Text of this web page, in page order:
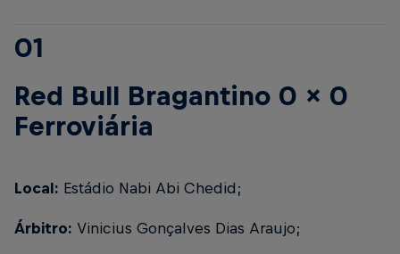
01
Red Bull Bragantino 0 x 0
Ferroviária
Local: Estádio Nabi Abi Chedid;
Árbitro: Vinicius Gonçalves Dias Araujo;